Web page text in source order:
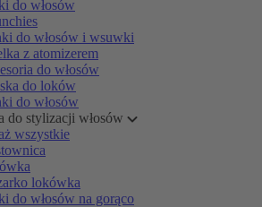
do włosów
do włosów i wsuwki
z atomizerem
do włosów
do loków
do włosów
do stylizacji włosów
wszystkie
lokówka
do włosów na gorąco